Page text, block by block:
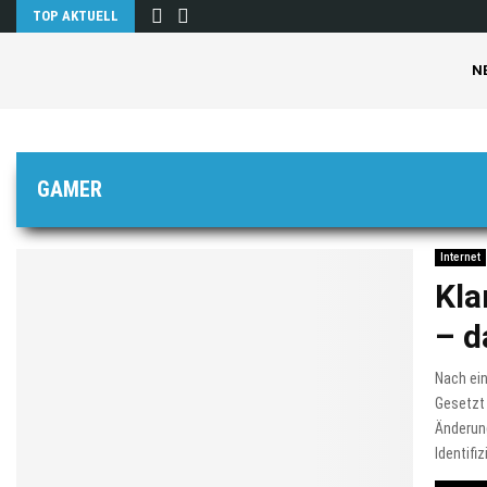
TOP AKTUELL
GAMER
Internet
–
Nach
Gesetzt